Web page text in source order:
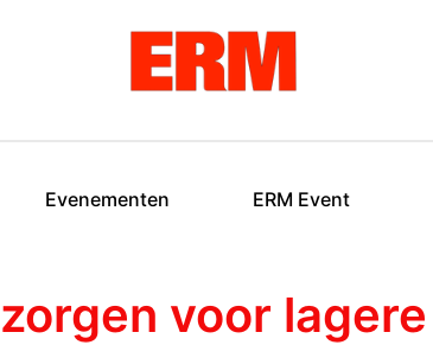
Evenementen ERM Event
voor lagere